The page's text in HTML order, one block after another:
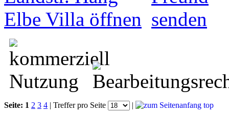
Seite: 1 2 3 4 | Treffer pro Seite | top